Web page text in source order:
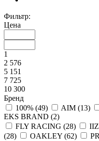
Фильтр:
Цена
1
2 576
5 151
7 725
10 300
Бренд
100% (49) AIM (13)
EKS BRAND (2)
FLY RACING (28)
(28) OAKLEY (62)